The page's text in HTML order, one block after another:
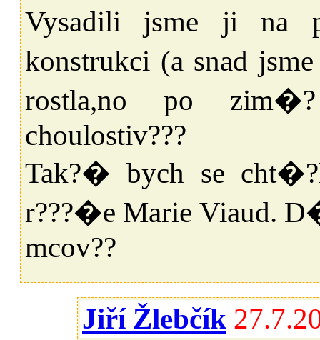
Vysadili jsme ji na
konstrukci (a snad
rostla,no po
choulostiv???
Tak?� bych se
r???�e Marie Viaud.
mcov??
Jiří Žlebčík